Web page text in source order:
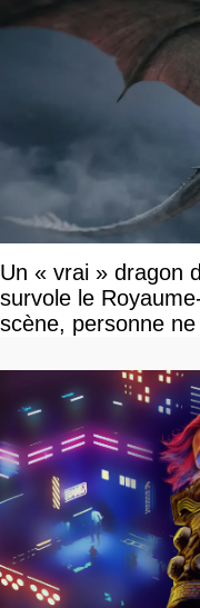
Un « vrai » dragon
survole le
scène, personne